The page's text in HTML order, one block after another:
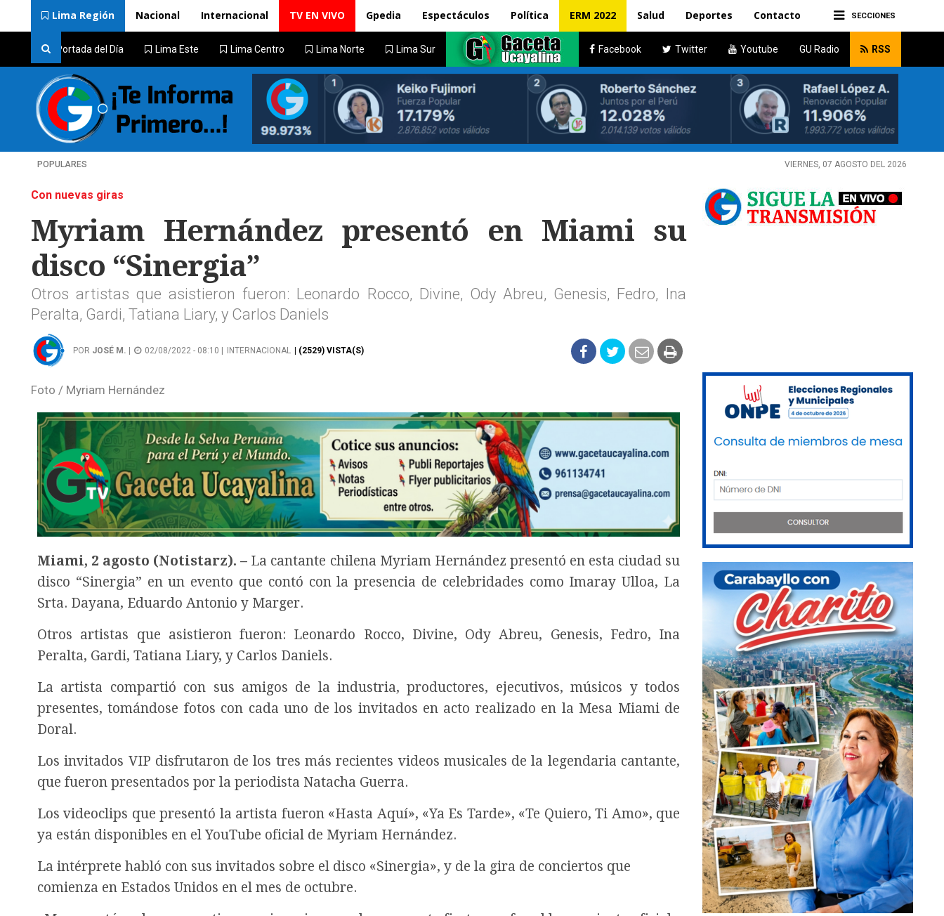
SECCIONES
Lima Región Nacional Internacional TV EN VIVO Gpedia Espectáculos Política ERM 2022 Salud Deportes Contacto
Portada del Día Lima Este Lima Centro Lima Norte Lima Sur Facebook Twitter Youtube GU Radio RSS
POPULARES VIERNES, 07 AGOSTO DEL 2026
Con nuevas giras
Myriam Hernández presentó en Miami su
disco “Sinergia”
Otros artistas que asistieron fueron: Leonardo Rocco, Divine, Ody Abreu, Genesis, Fedro, Ina
Peralta, Gardi, Tatiana Liary, y Carlos Daniels
POR JOSÉ M. 02/08/2022 - 08:10 | INTERNACIONAL | (2529) VISTA(S)
Foto / Myriam Hernández
Miami, 2 agosto (Notistarz). – La cantante chilena Myriam Hernández presentó en esta ciudad su
disco “Sinergia” en un evento que contó con la presencia de celebridades como Imaray Ulloa, La
Srta. Dayana, Eduardo Antonio y Marger.
Otros artistas que asistieron fueron: Leonardo Rocco, Divine, Ody Abreu, Genesis, Fedro, Ina
Peralta, Gardi, Tatiana Liary, y Carlos Daniels.
La artista compartió con sus amigos de la industria, productores, ejecutivos, músicos y todos
presentes, tomándose fotos con cada uno de los invitados en acto realizado en la Mesa Miami de
Doral.
Los invitados VIP disfrutaron de los tres más recientes videos musicales de la legendaria cantante,
que fueron presentados por la periodista Natacha Guerra.
Los videoclips que presentó la artista fueron «Hasta Aquí», «Ya Es Tarde», «Te Quiero, Ti Amo», que
ya están disponibles en el YouTube oficial de Myriam Hernández.
La intérprete habló con sus invitados sobre el disco «Sinergia», y de la gira de conciertos que
comienza en Estados Unidos en el mes de octubre.